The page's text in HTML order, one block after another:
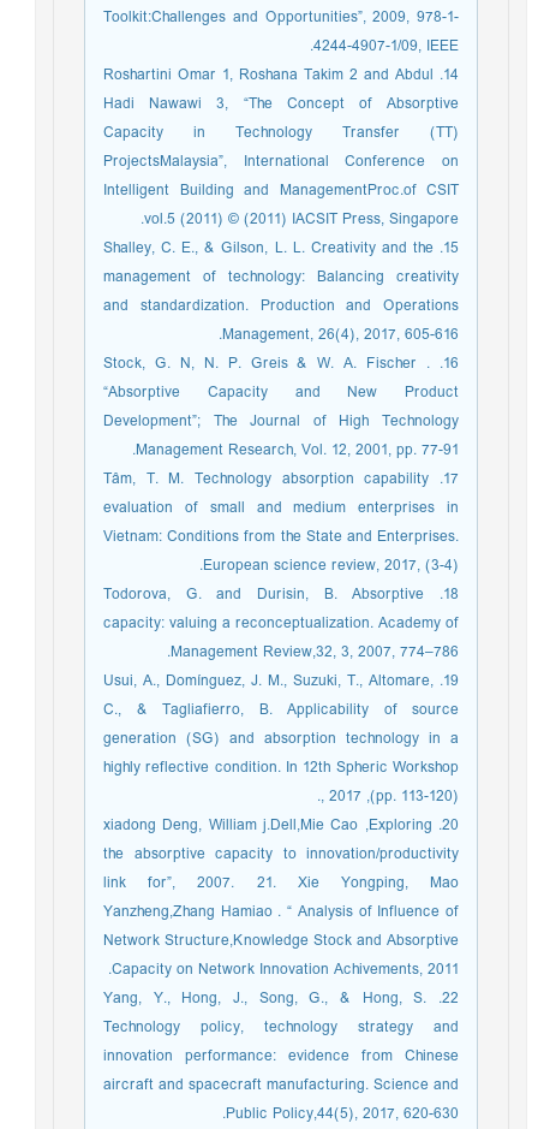
Toolkit:Challenges and Opportunities”, 2009, 978-1-
4244-4907-1/09, IEEE.
14. Roshartini Omar 1, Roshana Takim 2 and Abdul
Hadi Nawawi 3, “The Concept of Absorptive
Capacity in Technology Transfer (TT)
ProjectsMalaysia”, International Conference on
Intelligent Building and ManagementProc.of CSIT
vol.5 (2011) © (2011) IACSIT Press, Singapore.
15. Shalley, C. E., & Gilson, L. L. Creativity and the
management of technology: Balancing creativity
and standardization. Production and Operations
Management, 26(4), 2017, 605-616.
16. Stock, G. N, N. P. Greis & W. A. Fischer .
“Absorptive Capacity and New Product
Development”; The Journal of High Technology
Management Research, Vol. 12, 2001, pp. 77-91.
17. Tâm, T. M. Technology absorption capability
evaluation of small and medium enterprises in
Vietnam: Conditions from the State and Enterprises.
European science review, 2017, (3-4).
18. Todorova, G. and Durisin, B. Absorptive
capacity: valuing a reconceptualization. Academy of
Management Review,32, 3, 2007, 774–786.
19. Usui, A., Domínguez, J. M., Suzuki, T., Altomare,
C., & Tagliafierro, B. Applicability of source
generation (SG) and absorption technology in a
highly reflective condition. In 12th Spheric Workshop
, 2017 ,(pp. 113-120).
20. xiadong Deng, William j.Dell,Mie Cao ,Exploring
the absorptive capacity to innovation/productivity
link for”, 2007. 21. Xie Yongping, Mao
Yanzheng,Zhang Hamiao . “ Analysis of Influence of
Network Structure,Knowledge Stock and Absorptive
Capacity on Network Innovation Achivements, 2011.
22. Yang, Y., Hong, J., Song, G., & Hong, S.
Technology policy, technology strategy and
innovation performance: evidence from Chinese
aircraft and spacecraft manufacturing. Science and
Public Policy,44(5), 2017, 620-630.